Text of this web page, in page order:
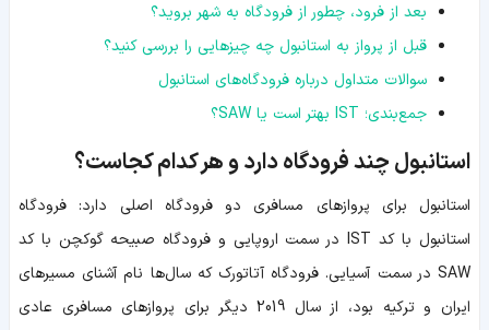
بعد از فرود، چطور از فرودگاه به شهر بروید؟
قبل از پرواز به استانبول چه چیزهایی را بررسی کنید؟
سوالات متداول درباره فرودگاه‌های استانبول
جمع‌بندی؛ IST بهتر است یا SAW؟
استانبول چند فرودگاه دارد و هر کدام کجاست؟
استانبول برای پروازهای مسافری دو فرودگاه اصلی دارد: فرودگاه
استانبول با کد IST در سمت اروپایی و فرودگاه صبیحه گوکچن با کد
SAW در سمت آسیایی. فرودگاه آتاتورک که سال‌ها نام آشنای مسیرهای
ایران و ترکیه بود، از سال 2019 دیگر برای پروازهای مسافری عادی